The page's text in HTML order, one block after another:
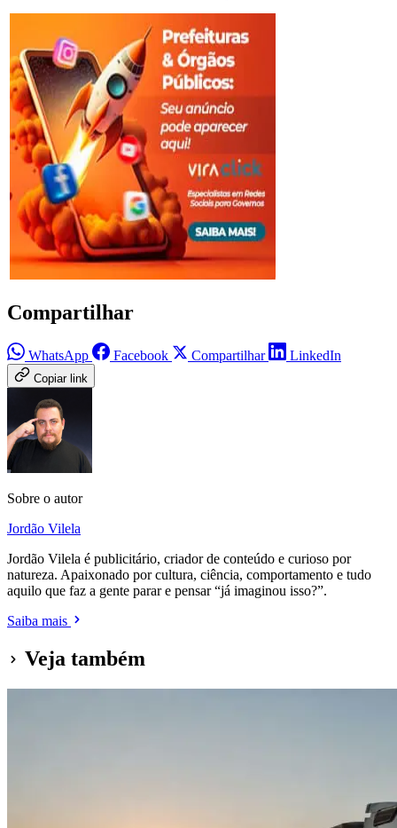
Compartilhar
WhatsApp Facebook Compartilhar LinkedIn
Copiar link
Sobre o autor
Jordão Vilela
Jordão Vilela é publicitário, criador de conteúdo e curioso por
natureza. Apaixonado por cultura, ciência, comportamento e tudo
aquilo que faz a gente parar e pensar “já imaginou isso?”.
Saiba mais
Veja também